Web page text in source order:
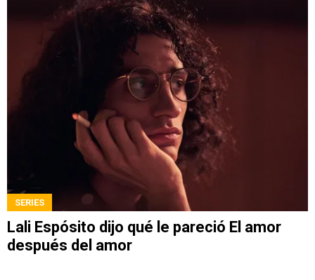
SERIES
Lali Espósito dijo qué le pareció El amor
después del amor